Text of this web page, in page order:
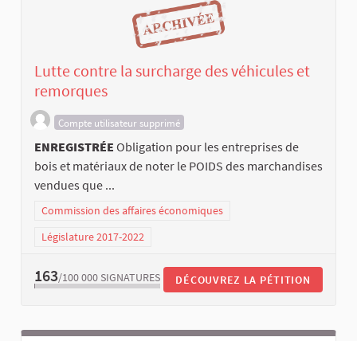
Lutte contre la surcharge des véhicules et
remorques
Compte utilisateur supprimé
ENREGISTRÉE Obligation pour les entreprises de
bois et matériaux de noter le POIDS des marchandises
vendues que ...
Commission des affaires économiques
Législature 2017-2022
163/100 000 SIGNATURES DÉCOUVREZ LA PÉTITION